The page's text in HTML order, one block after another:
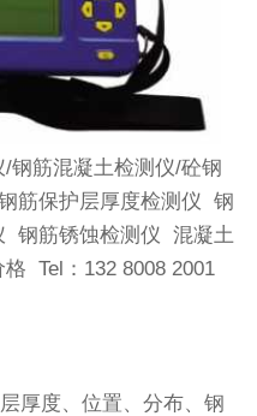
钢筋混凝土检测仪/砼钢
筋保护层厚度检测仪 钢
钢筋锈蚀检测仪 混凝土
Tel：132 8008 2001
厚度、位置、分布、钢